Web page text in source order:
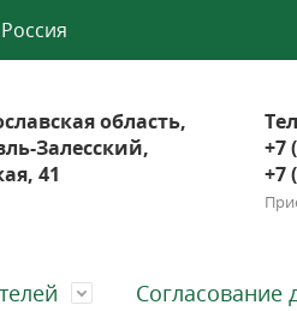
область,
Залесский,
41
+7
+7
Согласование